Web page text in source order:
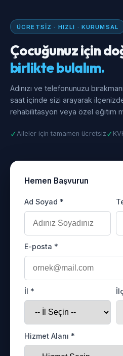
ÜCRETSIZ · HIZLI · KURUMSAL
Çocuğunuz için
birlikte bulalım.
Adınızı ve telefonunuzu
saat içinde sizi arayarak
rehabilitasyon veya özel eğitim
✓Aileler için tamamen ücretsiz ✓
Hemen Başvurun
Ad Soyad *
E-posta *
İl *
Hizmet Alanı *